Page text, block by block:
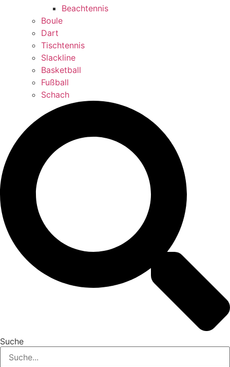
Beachtennis
Boule
Dart
Tischtennis
Slackline
Basketball
Fußball
Schach
Suche